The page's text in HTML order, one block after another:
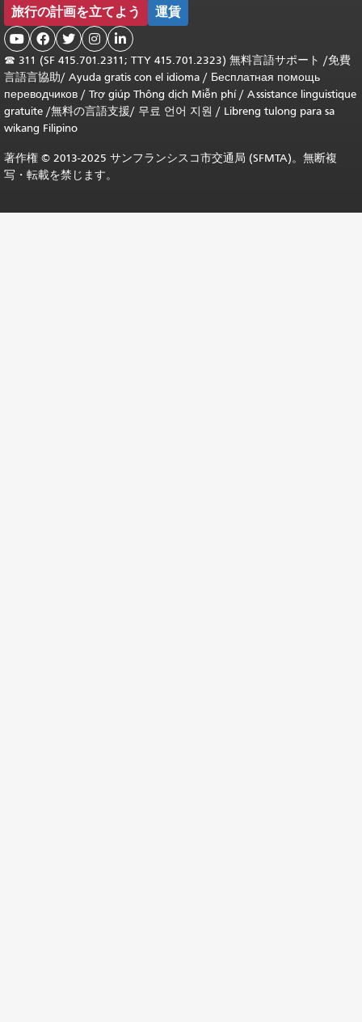
旅行の計画を立てよう 運賃
    
☎ 311 (SF 415.701.2311; TTY 415.701.2323) 無料言語サポート /免費
言語言協助/ Ayuda gratis con el idioma / Бесплатная помощь
переводчиков / Trợ giúp Thông dịch Miễn phí/ Assistance linguistique
gratuite /無料の言語支援/ 무료 언어 지원 / Libreng tulong para sa
wikang Filipino
著作権 © 2013-2025 サンフランシスコ市交通局 (SFMTA)。無断複
写・転載を禁じます。